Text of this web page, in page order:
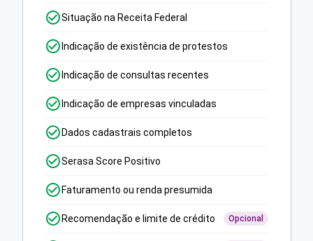
Situação na Receita Federal
Indicação de existência de protestos
Indicação de consultas recentes
Indicação de empresas vinculadas
Dados cadastrais completos
Serasa Score Positivo
Faturamento ou renda presumida
Recomendação e limite de crédito Opcional